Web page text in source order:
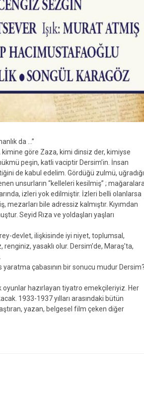
da …”
kimine göre Zaza, kimi dinsiz der, kimiyse
peşin, katli vaciptir Dersim’in. İnsan
de kabul edelim. Gördüğü zulmü, uğradığı
unsurların “kelleleri kesilmiş” ;
izleri yok edilmiştir. İzleri belli olanlarsa
bile adressiz kalmıştır. Kıyımdan
Seyid Rıza ve yoldaşları yaşları
devlet, ilişkisinde iyi niyet, toplumsal,
yasaklı olur. Dersim’de, Maraş’ta,
çabasının bir sonucu mudur
hazırlayan tiyatro emekçileriyiz. Her
1933-1937 yılları arasındaki bütün
yazan, belgesel film çeken diğer